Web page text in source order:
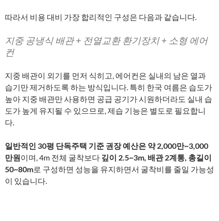
따라서 비용 대비 가장 합리적인 구성은 다음과 같습니다.
지중 공냉식 배관 + 전열교환 환기장치 + 소형 에어
컨
지중 배관이 외기를 먼저 식히고, 에어컨은 실내의 남은 열과
습기만 제거하도록 하는 방식입니다. 특히 한국 여름은 습도가
높아 지중 배관만 사용하면 공급 공기가 시원하더라도 실내 습
도가 높게 유지될 수 있으므로, 제습 기능은 별도로 필요합니
다.
일반적인 30평 단독주택 기준 권장 예산은 약 2,000만~3,000
만원이며, 4m 전체 굴착보다 깊이 2.5~3m, 배관 2계통, 총길이
50~80m로 구성하면 성능을 유지하면서 굴착비를 줄일 가능성
이 있습니다.